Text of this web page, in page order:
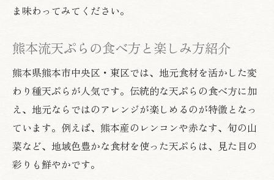
ま味わってみてください。
熊本流天ぷらの食べ方と楽しみ方紹介
熊本県熊本市中央区・東区では、地元食材を活かした変
わり種天ぷらが人気です。伝統的な天ぷらの食べ方に加
え、地元ならではのアレンジが楽しめるのが特徴となっ
ています。例えば、熊本産のレンコンや赤なす、旬の山
菜など、地域色豊かな食材を使った天ぷらは、見た目の
彩りも鮮やかです。